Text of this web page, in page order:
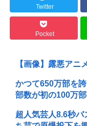
Twitter
Pocket
【画像】露悪アニ
かつて650万部を
部数が初の100万
超人気芸人8.6秒